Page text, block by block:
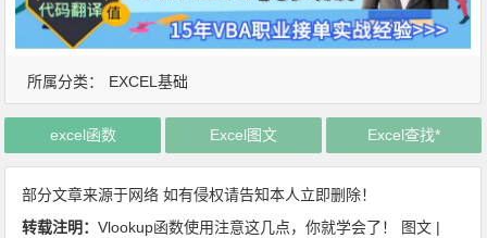
所属分类： EXCEL基础
excel函数 Excel图文 Excel查找*
部分文章来源于网络 如有侵权请告知本人立即删除！
转载注明：Vlookup函数使用注意这几点，你就学会了！ 图文 |